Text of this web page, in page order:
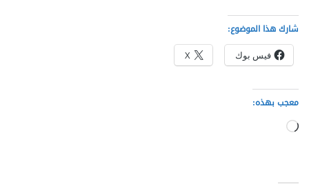
شارك هذا الموضوع:
فيس بوك X
معجب بهذه:
جاري